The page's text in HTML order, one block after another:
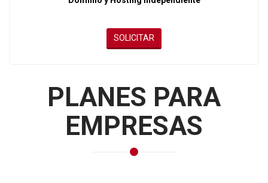
SOLICITAR
PLANES PARA
EMPRESAS